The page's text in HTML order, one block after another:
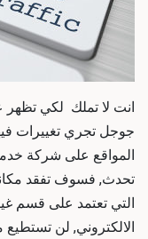
انت لا تملك لكي تظهر
جوجل تجري تغييرات
المواقع على شركة
تحدث, فسوف تفقد
التي تعتمد على قسم
الالكتروني, لن